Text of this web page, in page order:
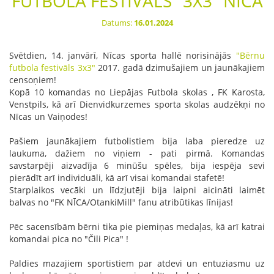
Datums: 16.01.2024
Svētdien, 14. janvārī, Nīcas sporta hallē norisinājās "Bērnu
futbola festivāls 3x3" 2017. gadā dzimušajiem un jaunākajiem
censoņiem!
Kopā 10 komandas no Liepājas Futbola skolas , FK Karosta,
Venstpils, kā arī Dienvidkurzemes sporta skolas audzēkņi no
Nīcas un Vaiņodes!
Pašiem jaunākajiem futbolistiem bija laba pieredze uz
laukuma, dažiem no viņiem - pati pirmā. Komandas
savstarpēji aizvadīja 6 minūšu spēles, bija iespēja sevi
pierādīt arī individuāli, kā arī visai komandai stafetē!
Starplaikos vecāki un līdzjutēji bija laipni aicināti laimēt
balvas no "FK NĪCA/OtankiMill" fanu atribūtikas līnijas!
Pēc sacensībām bērni tika pie piemiņas medaļas, kā arī katrai
komandai pica no "Čili Pica" !
Paldies mazajiem sportistiem par atdevi un entuziasmu uz